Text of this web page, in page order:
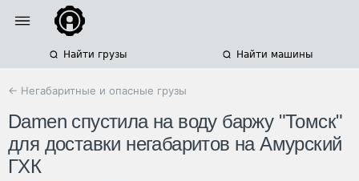
Найти грузы Найти машины
← Негабаритные и опасные грузы
Damen спустила на воду баржу "Томск"
для доставки негабаритов на Амурский
ГХК